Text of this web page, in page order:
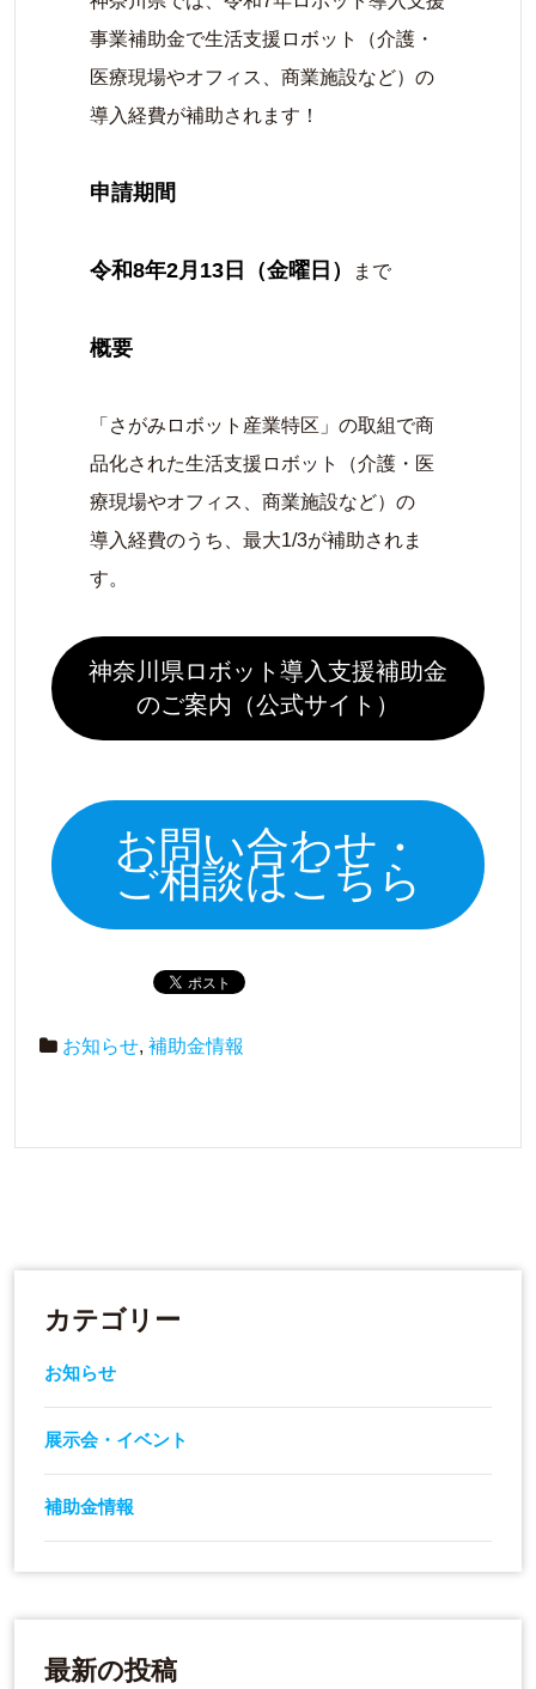
事業補助金で生活支援ロボット（介護・
医療現場やオフィス、商業施設など）の
導入経費が補助されます！
申請期間
令和8年2月13日（金曜日） まで
概要
「さがみロボット産業特区」の取組で商
品化された生活支援ロボット（介護・医
療現場やオフィス、商業施設など）の
導入経費のうち、最大1/3が補助されま
す。
神奈川県ロボット導入支援補助金
のご案内（公式サイト）
お問い合わせ・
ご相談はこちら
お知らせ, 補助金情報
カテゴリー
お知らせ
展示会・イベント
補助金情報
最新の投稿